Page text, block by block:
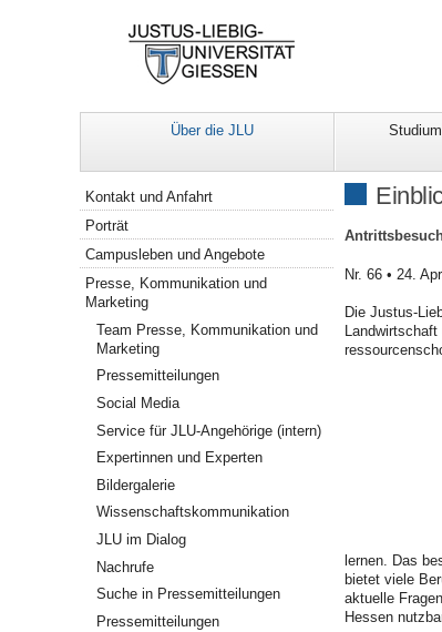
Über die JLU Studium
Nr. 66 • 24.
Die Justus-
lernen. Das
bietet viele
aktuelle
Hessen
Navigation
Kontakt und Anfahrt
Porträt
Campusleben und Angebote
Presse, Kommunikation und
Marketing
Team Presse, Kommunikation und
Marketing
Pressemitteilungen
Social Media
Service für JLU-Angehörige (intern)
Expertinnen und Experten
Bildergalerie
Wissenschaftskommunikation
JLU im Dialog
Nachrufe
Suche in Pressemitteilungen
Pressemitteilungen